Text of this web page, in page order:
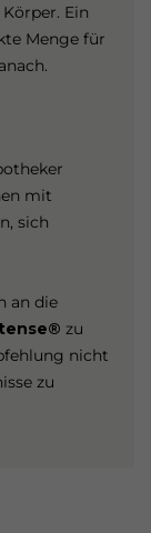
Ein
Menge für
mit
sich
an die
zu
nicht
zu